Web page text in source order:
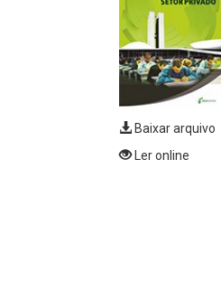
Baixar arquivo
Ler online